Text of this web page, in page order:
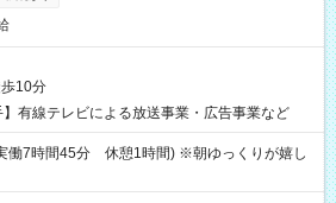
10分
】有線テレビによる放送事業・広告事業など
働7時間45分 休憩1時間) ※朝ゆっくりが嬉し